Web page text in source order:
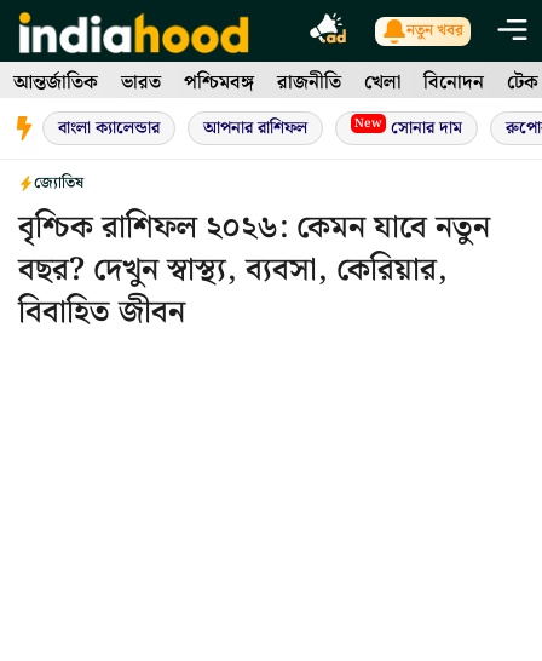
Skip
to
content
নতুন খবর
আন্তর্জাতিক ভারত পশ্চিমবঙ্গ রাজনীতি খেলা বিনোদন টেক
বাংলা ক্যালেন্ডার আপনার রাশিফল New সোনার দাম
জ্যোতিষ
বৃশ্চিক রাশিফল ২০২৬: কেমন যাবে নতুন
বছর? দেখুন স্বাস্থ্য, ব্যবসা, কেরিয়ার,
বিবাহিত জীবন